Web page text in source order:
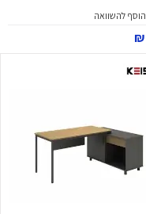
הוסף להשוואה